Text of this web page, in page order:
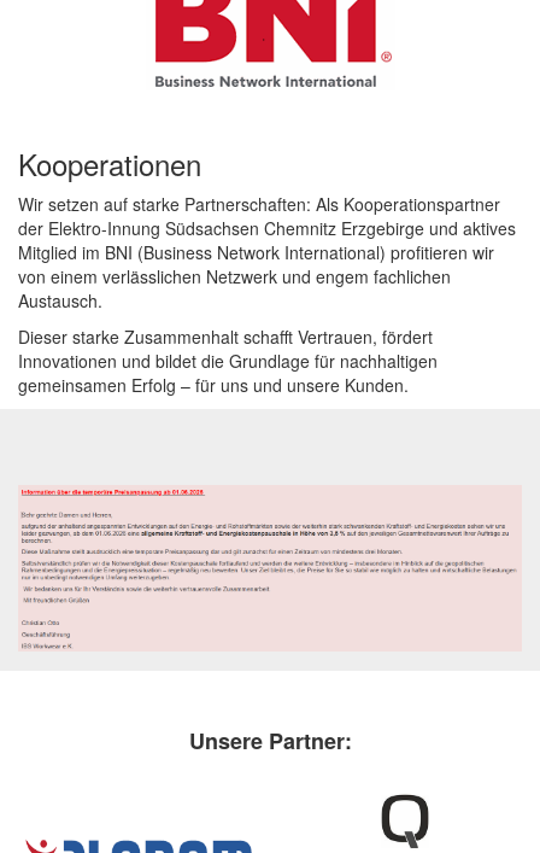
Kooperationen
Wir setzen auf starke Partnerschaften: Als Kooperationspartner
der Elektro-Innung Südsachsen Chemnitz Erzgebirge und aktives
Mitglied im BNI (Business Network International) profitieren wir
von einem verlässlichen Netzwerk und engem fachlichen
Austausch.
Dieser starke Zusammenhalt schafft Vertrauen, fördert
Innovationen und bildet die Grundlage für nachhaltigen
gemeinsamen Erfolg – für uns und unsere Kunden.
Unsere Partner: